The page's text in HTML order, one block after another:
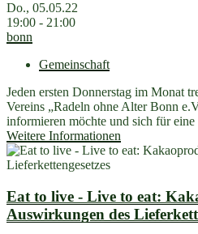
Do., 05.05.22
19:00 - 21:00
bonn
Gemeinschaft
Jeden ersten Donnerstag im Monat
Vereins „Radeln ohne Alter Bonn
informieren möchte und sich für
Weitere Informationen
Eat to live - Live to eat:
Auswirkungen des